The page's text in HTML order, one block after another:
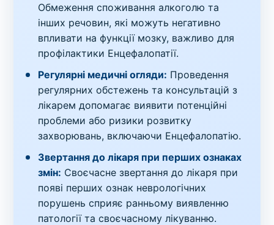
Обмеження споживання алкоголю та
інших речовин, які можуть негативно
впливати на функції мозку, важливо для
профілактики Енцефалопатії.
Регулярні медичні огляди: Проведення
регулярних обстежень та консультацій з
лікарем допомагає виявити потенційні
проблеми або ризики розвитку
захворювань, включаючи Енцефалопатію.
Звертання до лікаря при перших ознаках
змін: Своєчасне звертання до лікаря при
появі перших ознак неврологічних
порушень сприяє ранньому виявленню
патології та своєчасному лікуванню.